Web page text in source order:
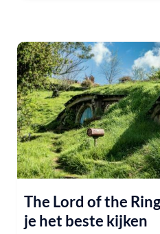
The Lord of the
je het beste kijken